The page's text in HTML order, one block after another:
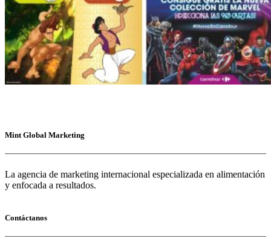
Mint Global Marketing
La agencia de marketing internacional especializada en alimentación
y enfocada a resultados.
Contáctanos